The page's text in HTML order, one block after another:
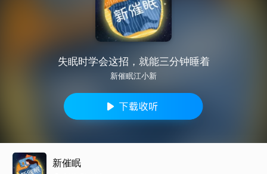
失眠时学会这招，就能三分钟睡着
新催眠江小新
新催眠